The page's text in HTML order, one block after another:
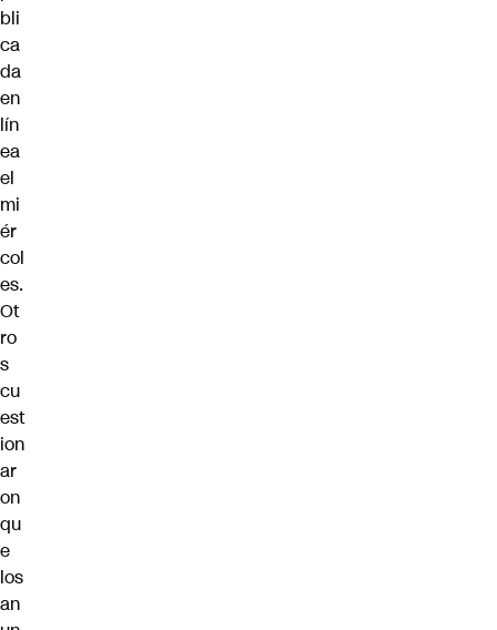
bli
ca
da
en
lín
ea
el
mi
ér
col
es.
Ot
ro
s
cu
est
ion
ar
on
qu
e
los
an